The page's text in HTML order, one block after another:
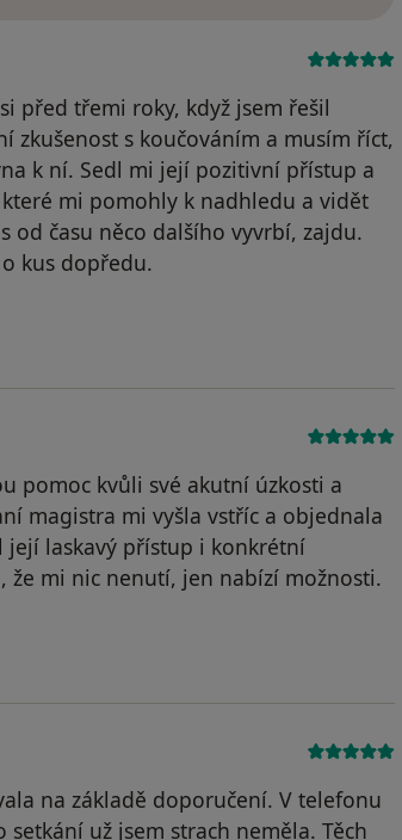
před třemi roky, když jsem řešil
zkušenost s koučováním a musím říct,
k ní. Sedl mi její pozitivní přístup a
mi pomohly k nadhledu a vidět
od času něco dalšího vyvrbí, zajdu.
kus dopředu.
pomoc kvůli své akutní úzkosti a
magistra mi vyšla vstříc a objednala
laskavý přístup i konkrétní
že mi nic nenutí, jen nabízí možnosti.
na základě doporučení. V telefonu
už jsem strach neměla. Těch